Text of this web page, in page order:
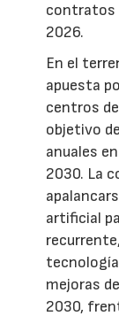
contratos
2026.
En el
apuesta
centros
objetivo
anuales
2030. La
artificial
mejoras
2030,